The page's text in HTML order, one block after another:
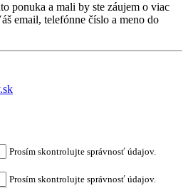
ponuka a mali by ste záujem o viac
email, telefónne číslo a meno do
Prosím skontrolujte správnosť údajov.
Prosím skontrolujte správnosť údajov.